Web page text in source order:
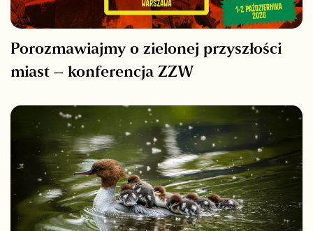
Porozmawiajmy o zielonej przyszłości
miast – konferencja ZZW